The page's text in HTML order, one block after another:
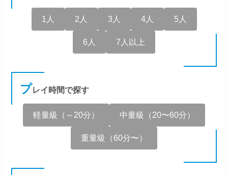
1人 2人 3人 4人 5人
6人 7人以上
プレイ時間で探す
軽量級（～20分） 中量級（20〜60分）
重量級（60分〜）